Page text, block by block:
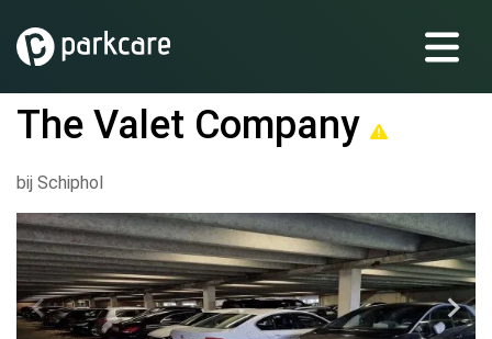
The Valet Company
bij Schiphol